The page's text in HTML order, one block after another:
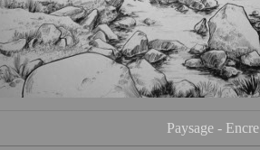
Paysage - Encre